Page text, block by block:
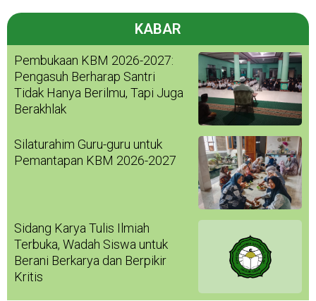
KABAR
Pembukaan KBM 2026-2027:
Pengasuh Berharap Santri
Tidak Hanya Berilmu, Tapi Juga
Berakhlak
Silaturahim Guru-guru untuk
Pemantapan KBM 2026-2027
Sidang Karya Tulis Ilmiah
Terbuka, Wadah Siswa untuk
Berani Berkarya dan Berpikir
Kritis